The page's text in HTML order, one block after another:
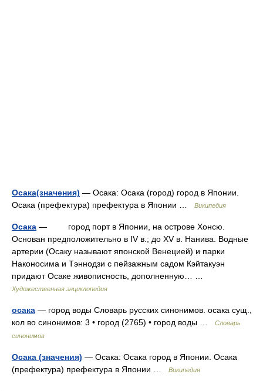
Осака(значения) — Осака: Осака (город) город в Японии.
Осака (префектура) префектура в Японии …
Википедия
Осака — город порт в Японии, на острове Хонсю.
Основан предположительно в IV в.; до XV в. Нанива. Водные
артерии (Осаку называют японской Венецией) и парки
Наконосима и Тэннодзи с пейзажным садом Кэйтакуэн
придают Осаке живописность, дополненную… …
Художественная энциклопедия
осака — город воды Словарь русских синонимов. осака сущ.,
кол во синонимов: 3 • город (2765) • город воды …
Словарь
синонимов
Осака (значения) — Осака: Осака город в Японии. Осака
(префектура) префектура в Японии …
Википедия